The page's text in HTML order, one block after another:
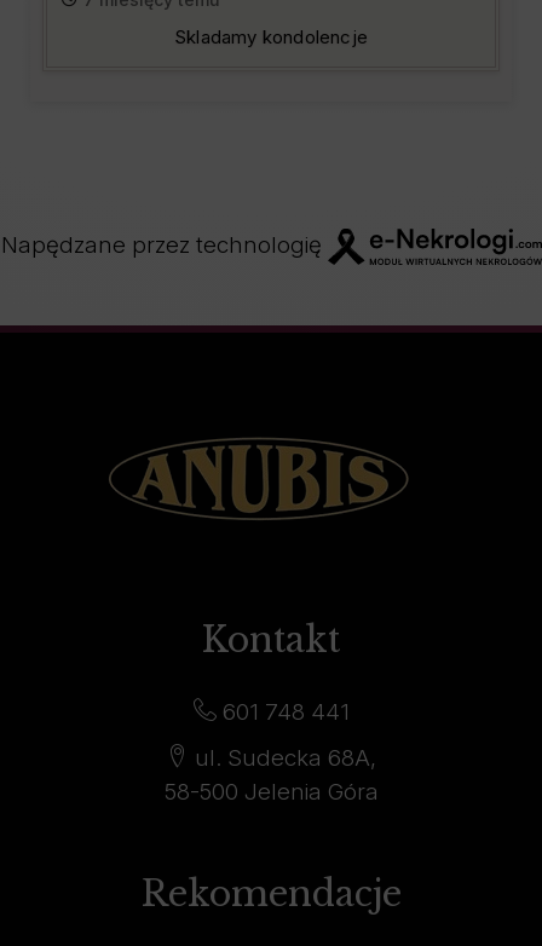
Skladamy kondolencje
Napędzane przez technologię
Kontakt
601 748 441
ul. Sudecka 68A,
58-500 Jelenia Góra
Rekomendacje